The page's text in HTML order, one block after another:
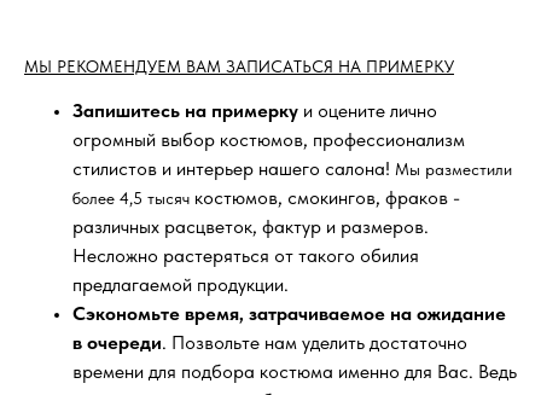
МЫ РЕКОМЕНДУЕМ ВАМ ЗАПИСАТЬСЯ НА ПРИМЕРКУ
Запишитесь на примерку и оцените лично
огромный выбор костюмов, профессионализм
стилистов и интерьер нашего салона! Мы разместили
более 4,5 тысяч костюмов, смокингов, фраков -
различных расцветок, фактур и размеров.
Несложно растеряться от такого обилия
предлагаемой продукции.
Сэкономьте время, затрачиваемое на ожидание
в очереди. Позвольте нам уделить достаточно
времени для подбора костюма именно для Вас. Ведь